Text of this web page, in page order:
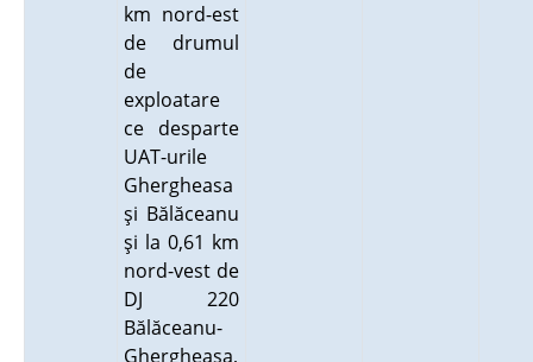
km nord-est
de drumul
de
exploatare
ce desparte
UAT-urile
Ghergheasa
şi Bălăceanu
şi la 0,61 km
nord-vest de
DJ 220
Bălăceanu-
Ghergheasa,